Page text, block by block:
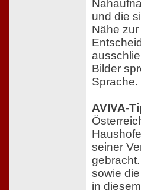
und die
Nähe
Bilder
Sprache.
AVIVA-
seiner
sowie
in